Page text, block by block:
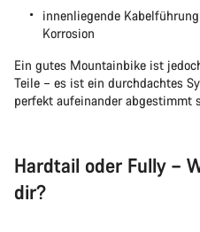
innenliegende
Korrosion
Ein gutes Mountainbike ist
Teile – es ist ein durchdachtes
perfekt aufeinander abgestimmt
Hardtail oder Fully –
dir?